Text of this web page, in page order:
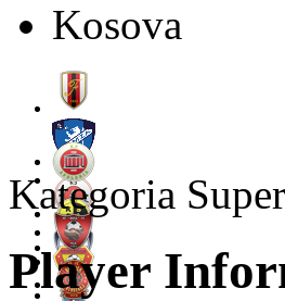
Kosova
Kategoria
Player